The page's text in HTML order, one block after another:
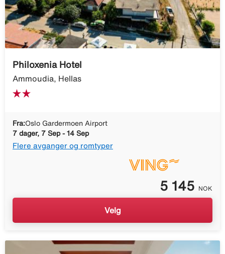
Philoxenia Hotel
Ammoudia, Hellas
Fra:Oslo Gardermoen Airport
7 dager, 7 Sep - 14 Sep
Flere avganger og romtyper
5 145 NOK
Velg